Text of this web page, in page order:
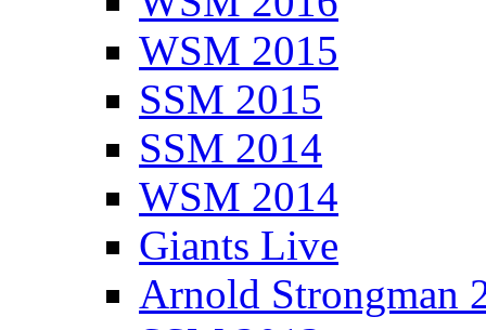
WSM 2015
SSM 2015
SSM 2014
WSM 2014
Giants Live
Arnold Strongman